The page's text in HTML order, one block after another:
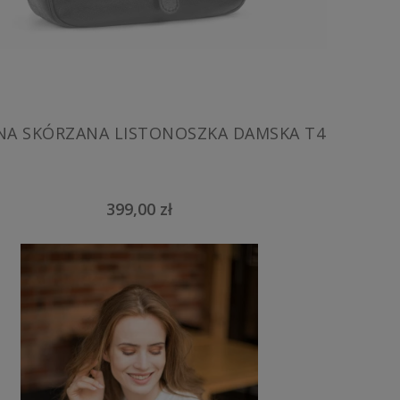
CZARNA SKÓRZANA LISTONOSZKA DAMSKA T4
399,00 zł